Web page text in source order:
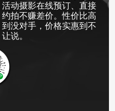
活动摄影在线预订、直接
约拍不赚差价。性价比高
到没对手，价格实惠到不
让说。